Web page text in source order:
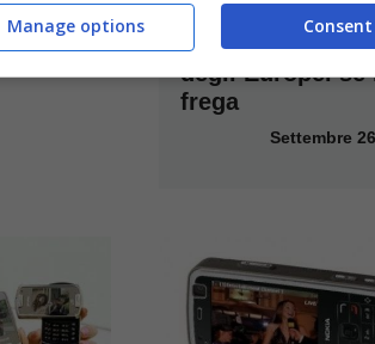
18, 2007
TV Digitale sul
cellulare: il 95%
degli Europei se
frega
Settembre
Consent
Manage options